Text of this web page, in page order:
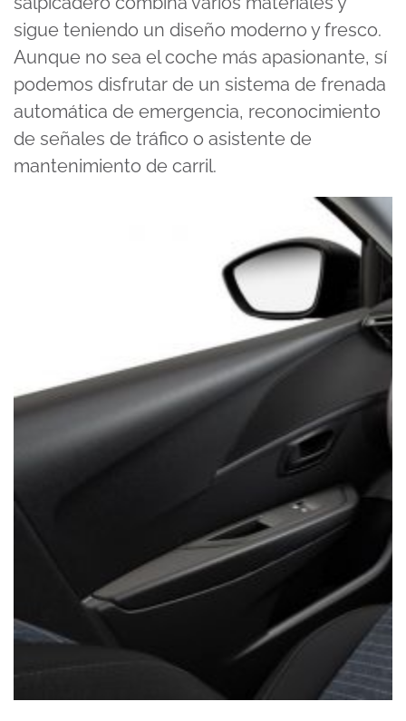
sigue teniendo un diseño moderno y fresco.
Aunque no sea el coche más apasionante, sí
podemos disfrutar de un sistema de frenada
automática de emergencia, reconocimiento
de señales de tráfico o asistente de
mantenimiento de carril.